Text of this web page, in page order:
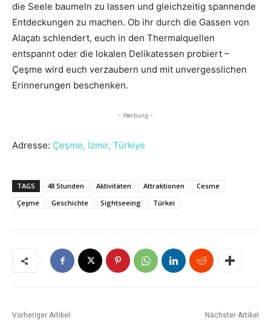
die Seele baumeln zu lassen und gleichzeitig spannende
Entdeckungen zu machen. Ob ihr durch die Gassen von
Alaçatı schlendert, euch in den Thermalquellen
entspannt oder die lokalen Delikatessen probiert –
Çeşme wird euch verzaubern und mit unvergesslichen
Erinnerungen beschenken.
- Werbung -
Adresse: Çeşme, İzmir, Türkiye
TAGS 48 Stunden Aktivitäten Attraktionen
Cesme
Çeşme
Geschichte Sightseeing Türkei
Vorheriger Artikel Nächster Artikel